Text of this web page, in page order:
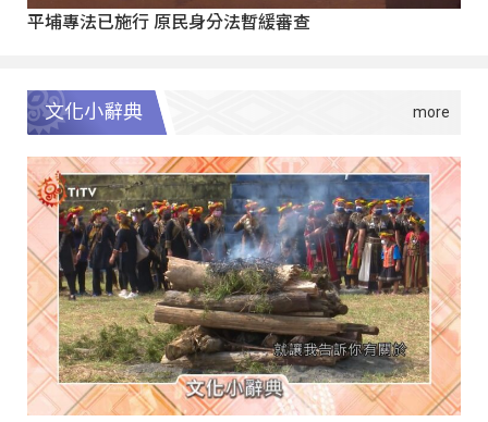
平埔專法已施行 原民身分法暫緩審查
文化小辭典